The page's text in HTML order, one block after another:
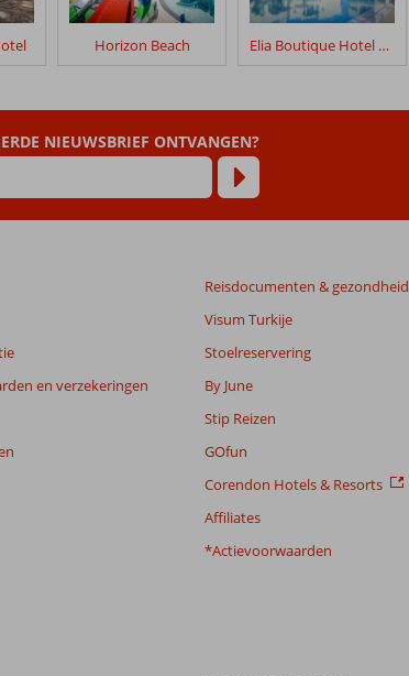
Horizon Beach Elia Boutique Hotel by S Resorts
NIEUWSBRIEF ONTVANGEN?
en verzekeringen
Reisdocumenten & gezondheid
Visum Turkije
Stoelreservering
By June
Stip Reizen
GOfun
Corendon Hotels & Resorts
Affiliates
*Actievoorwaarden